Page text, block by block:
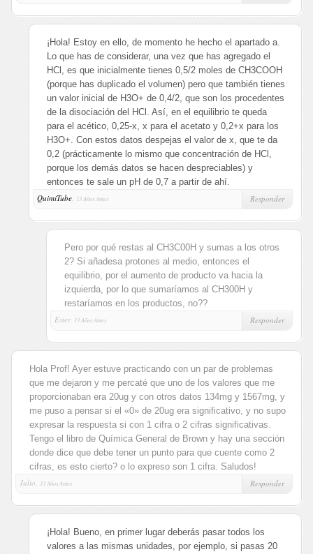
¡Hola! Estoy en ello, de momento he hecho el apartado a.
Lo que has de considerar, una vez que has agregado el
HCl, es que inicialmente tienes 0,5/2 moles de CH3COOH
(porque has duplicado el volumen) pero que también tienes
un valor inicial de H3O+ de 0,4/2, que son los procedentes
de la disociación del HCl. Así, en el equilibrio te queda
para el acético, 0,25-x, x para el acetato y 0,2+x para los
H3O+. Con estos datos despejas el valor de x, que te da
0,2 (prácticamente lo mismo que concentración de HCl,
porque los demás datos se hacen despreciables) y
entonces te sale un pH de 0,7 a partir de ahí.
QuimiTube, 13 Años Antes Responder
Pero por qué restas al CH3C00H y sumas a los otros
2? Si añadesa protones al medio, entonces el
equilibrio, por el aumento de producto va hacia la
izquierda, por lo que sumaríamos al CH300H y
restaríamos en los productos, no??
Ester, 13 Años Antes Responder
Hola Prof! Ayer estuve practicando con un par de problemas
que me dejaron y me percaté que uno de los valores que me
proporcionaban era 20ug y con otros datos 134mg y 1567mg, y
me puso a pensar si el «0» de 20ug era significativo, y no supo
expresar la respuesta si con 1 cifra o 2 cifras significativas.
Tengo el libro de Química General de Brown y hay una sección
donde dice que debe tener un punto para que cuente como 2
cifras, es esto cierto? o lo expreso son 1 cifra. Saludos!
Julio,
13 Años Antes Responder
¡Hola! Bueno, en primer lugar deberás pasar todos los
valores a las mismas unidades, por ejemplo, si pasas 20